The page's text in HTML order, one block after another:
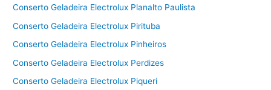
Conserto Geladeira Electrolux Planalto Paulista
Conserto Geladeira Electrolux Pirituba
Conserto Geladeira Electrolux Pinheiros
Conserto Geladeira Electrolux Perdizes
Conserto Geladeira Electrolux Piqueri